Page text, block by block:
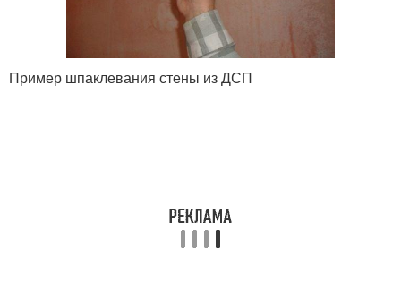
Пример шпаклевания стены из ДСП